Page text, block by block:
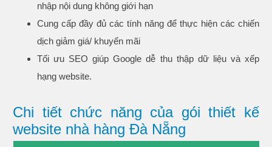
nhập nội dung không giới hạn
Cung cấp đầy đủ các tính năng để thực hiện các chiến
dịch giảm giá/ khuyến mãi
Tối ưu SEO giúp Google dễ thu thập dữ liệu và xếp
hạng website.
Chi tiết chức năng của gói thiết kế
website nhà hàng Đà Nẵng